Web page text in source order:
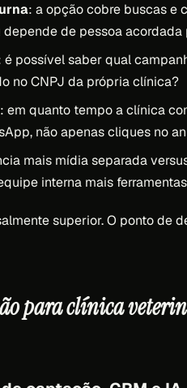
: a opção cobre buscas e
de pessoa acordada
é possível saber qual
no CNPJ da própria clínica?
: em quanto tempo a clínica
não apenas cliques no
mais mídia separada
interna mais
superior. O ponto de
para clínica